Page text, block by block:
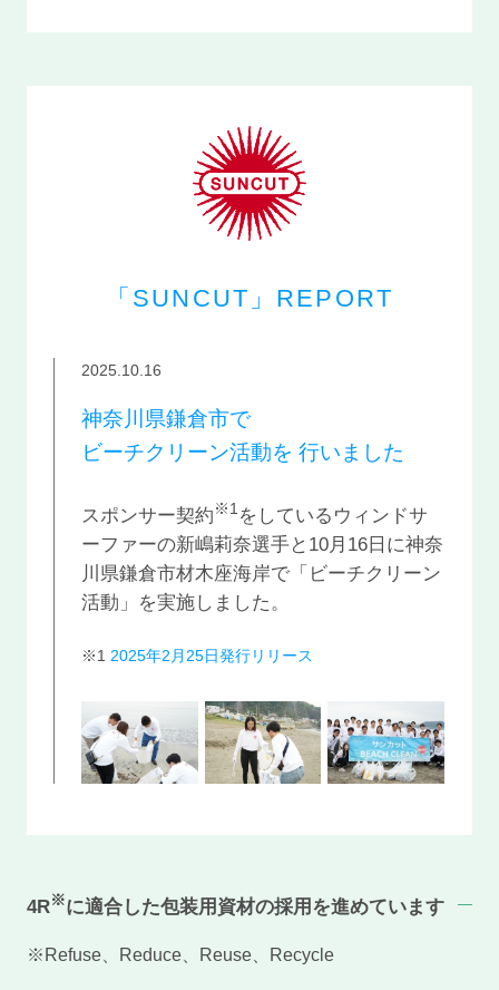
「SUNCUT」REPORT
2025.10.16
神奈川県鎌倉市で
ビーチクリーン活動を 行いました
スポンサー契約※1 をしているウィンドサ
ーファーの新嶋莉奈選手と10月16日に神奈
川県鎌倉市材木座海岸で「ビーチクリーン
活動」を実施しました。
※1 2025年2月25日発行リリース
4R※に適合した包装用資材の採用を進めています
※Refuse、Reduce、Reuse、Recycle